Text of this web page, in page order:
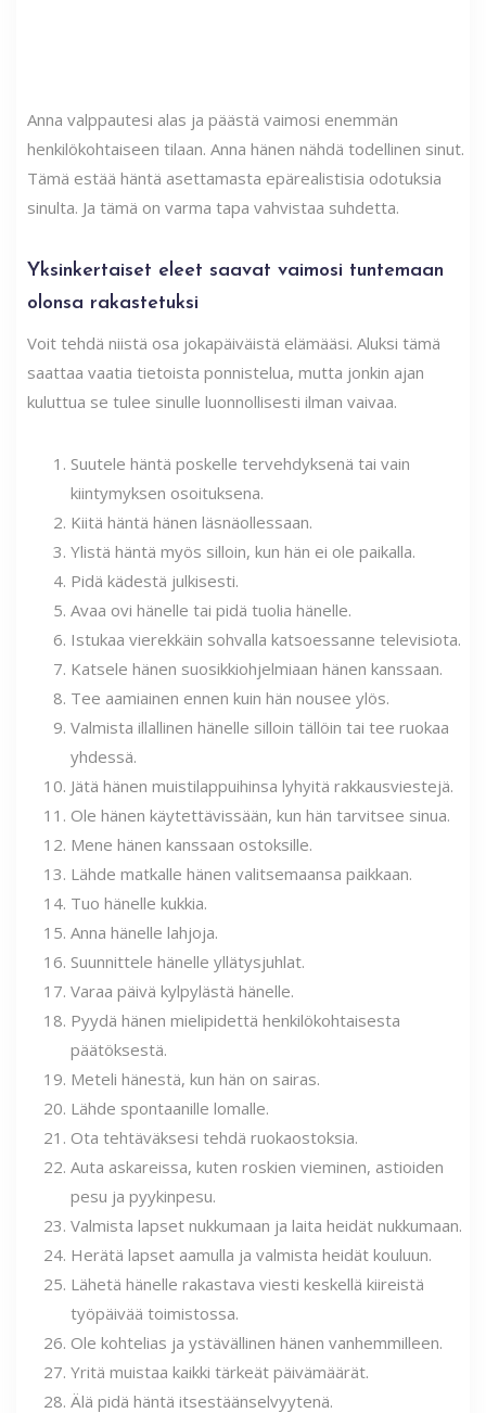
Anna valppautesi alas ja päästä vaimosi enemmän
henkilökohtaiseen tilaan. Anna hänen nähdä todellinen sinut.
Tämä estää häntä asettamasta epärealistisia odotuksia
sinulta. Ja tämä on varma tapa vahvistaa suhdetta.
Yksinkertaiset eleet saavat vaimosi tuntemaan
olonsa rakastetuksi
Voit tehdä niistä osa jokapäiväistä elämääsi. Aluksi tämä
saattaa vaatia tietoista ponnistelua, mutta jonkin ajan
kuluttua se tulee sinulle luonnollisesti ilman vaivaa.
Suutele häntä poskelle tervehdyksenä tai vain
kiintymyksen osoituksena.
Kiitä häntä hänen läsnäollessaan.
Ylistä häntä myös silloin, kun hän ei ole paikalla.
Pidä kädestä julkisesti.
Avaa ovi hänelle tai pidä tuolia hänelle.
Istukaa vierekkäin sohvalla katsoessanne televisiota.
Katsele hänen suosikkiohjelmiaan hänen kanssaan.
Tee aamiainen ennen kuin hän nousee ylös.
Valmista illallinen hänelle silloin tällöin tai tee ruokaa
yhdessä.
Jätä hänen muistilappuihinsa lyhyitä rakkausviestejä.
Ole hänen käytettävissään, kun hän tarvitsee sinua.
Mene hänen kanssaan ostoksille.
Lähde matkalle hänen valitsemaansa paikkaan.
Tuo hänelle kukkia.
Anna hänelle lahjoja.
Suunnittele hänelle yllätysjuhlat.
Varaa päivä kylpylästä hänelle.
Pyydä hänen mielipidettä henkilökohtaisesta
päätöksestä.
Meteli hänestä, kun hän on sairas.
Lähde spontaanille lomalle.
Ota tehtäväksesi tehdä ruokaostoksia.
Auta askareissa, kuten roskien vieminen, astioiden
pesu ja pyykinpesu.
Valmista lapset nukkumaan ja laita heidät nukkumaan.
Herätä lapset aamulla ja valmista heidät kouluun.
Lähetä hänelle rakastava viesti keskellä kiireistä
työpäivää toimistossa.
Ole kohtelias ja ystävällinen hänen vanhemmilleen.
Yritä muistaa kaikki tärkeät päivämäärät.
Älä pidä häntä itsestäänselvyytenä.